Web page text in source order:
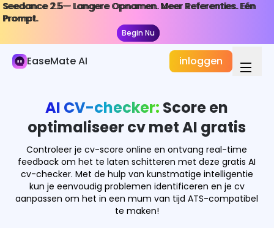
Seedance 2.5— Langere Opnamen. Meer Referenties. Eén
Prompt.
Begin Nu
Seedance 2.5— Langere Opnamen. Meer Referenties. Eén
Prompt.
Begin Nu
EaseMate AI inloggen
AI Document
Chat PPT
AI Document Samenvatter
AI Ontvangst- en Factuurscanner
Nano Banana Slides
AI CV-checker: Score en
optimaliseer cv met AI gratis
Controleer je cv-score online en ontvang real-time
feedback om het te laten schitteren met deze gratis AI
cv-checker. Met de hulp van kunstmatige intelligentie
kun je eenvoudig problemen identificeren en je cv
aanpassen om het in een mum van tijd ATS-compatibel
te maken!